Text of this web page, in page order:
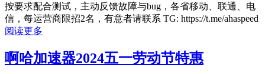
按要求配合测试，主动反馈故障与bug，各省移动、联通、电
信，每运营商限招2名，有意者请联系 TG: https://t.me/ahaspeed
阅读更多
啊哈加速器2024五一劳动节特惠